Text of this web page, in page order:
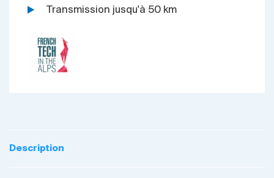
Transmission jusqu'à 50 km
Description